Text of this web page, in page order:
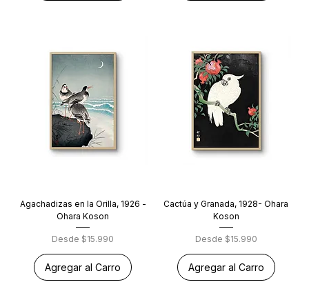
Agachadizas en la Orilla, 1926 -
Ohara Koson
Desde $15.990
Precio de oferta
Agregar al Carro
Cactúa y Granada, 1928- Ohara
Koson
Desde $15.990
Precio de oferta
Agregar al Carro